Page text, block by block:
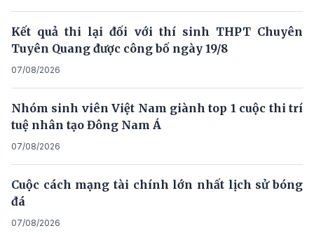
Kết quả thi lại đối với thí sinh THPT Chuyên
Tuyên Quang được công bố ngày 19/8
07/08/2026
Nhóm sinh viên Việt Nam giành top 1 cuộc thi trí
tuệ nhân tạo Đông Nam Á
07/08/2026
Cuộc cách mạng tài chính lớn nhất lịch sử bóng
đá
07/08/2026